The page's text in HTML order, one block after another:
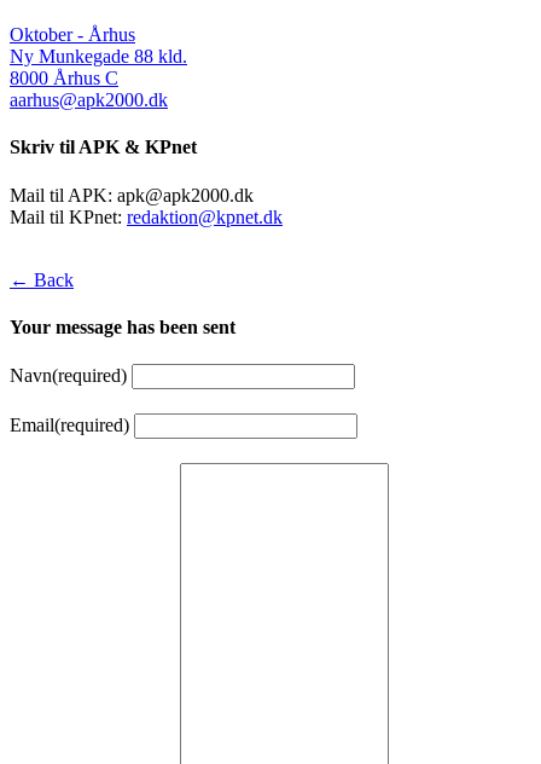
Oktober - Århus
Ny Munkegade 88 kld.
8000 Århus C
aarhus@apk2000.dk
Skriv til APK & KPnet
Mail til APK: apk@apk2000.dk
Mail til KPnet: redaktion@kpnet.dk
← Back
Your message has been sent
Navn(required)
Email(required)